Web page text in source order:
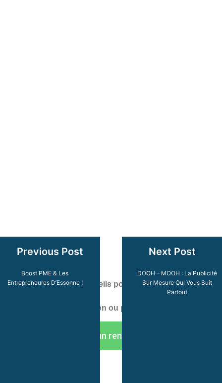
Previous Post
Boost PME & Les
Entrepreneures D’Essonne !
Next Post
DOOH – MOOH : La Publicité
Sur Mesure Qui Vous Suit
Partout
Vous avez besoin de conseils pour marquer votre territoire
Un projet en communication ou publicité ?
Prendre un rendez-vous